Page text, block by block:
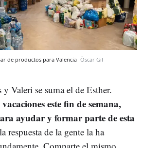
de productos para Valencia Òscar Gil
Valeri se suma el de Esther.
este fin de semana,
ayudar y formar parte de esta
respuesta de la gente la ha
Comparte el mismo